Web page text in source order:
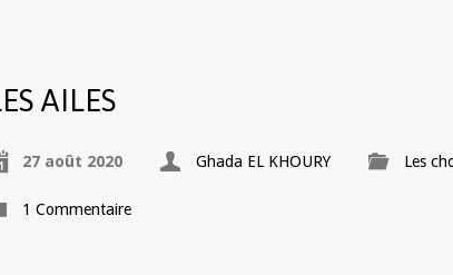
AILES
27 août 2020 Ghada EL KHOURY Les
1 Commentaire